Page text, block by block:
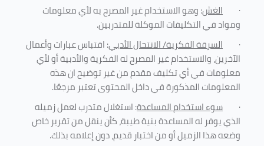
· الغش: وهو الاستخدام غير المصرح به لأي معلومات
ومواد في التكليفاتالموكلة للمتدربين.
· السرقة الفكرية/ الانتحال الأدبي: اقتباس عبارات وأعمال
الآخرين، والاستخدام غير المصرح له الفكرية والأدبية أو لأي
معلومات في أي تكليف مقدم من غير توضيح ان هذه
المعلومات المذكورة في داخل المحتوى تعتبر مرجعًا.
· سوء استخدام المساعدة: استغلال متدرب لعمل زميله
الذي يوفر له المساعدة بنية طيبة، كأن ينقل من تقرير خاص
وضعه هذا الزميل أو من اختبار قديم، دون إعلامه بذلك.